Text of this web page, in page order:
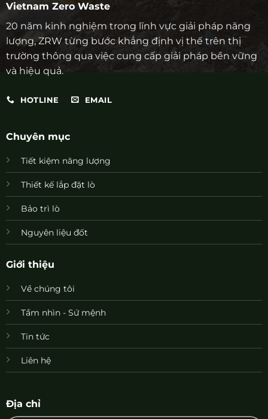
Vietnam Zero Waste
20 năm kinh nghiệm trong lĩnh vực giải pháp năng
lượng, ZRW từng bước khẳng định vị thế trên thị
trường thông qua việc cung cấp giải pháp bền vững
và hiệu quả.
HOTLINE EMAIL
Chuyên mục
Tiết kiệm năng lượng
Thiết kế lắp đặt lò
Bảo trì lò
Nguyên liệu đốt
Giới thiệu
Về chúng tôi
Tầm nhìn - Sứ mệnh
Tin tức
Liên hệ
Địa chỉ